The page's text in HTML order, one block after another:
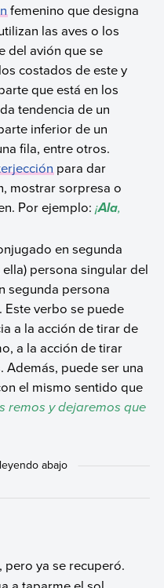
femenino que designa
las aves o los
del avión que se
costados de este y
que está en los
tendencia de un
inferior de un
fila, entre otros.
para dar
mostrar sorpresa o
Por ejemplo:¡Ala,
en segunda
persona singular del
segunda persona
. Este verbo se puede
a la acción de tirar de
a la acción de tirar
puede ser una
el mismo sentido que
remos y dejaremos que
, pero ya se recuperó.